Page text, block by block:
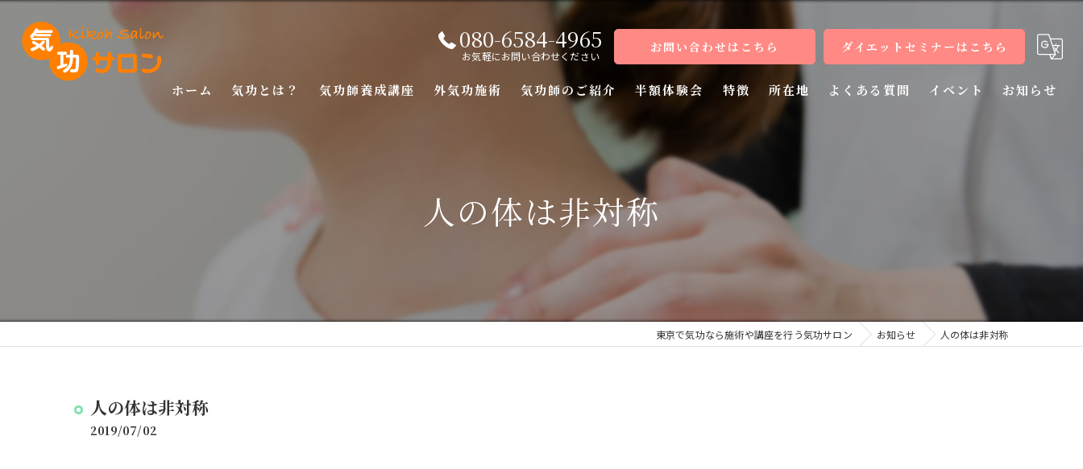
080-6584-4965
お気軽にお問い合わせください
お問い合わせはこちら ダイエットセミナーはこちら
ホーム 気功とは？ 気功師養成講座 外気功施術 気功師のご紹介 半額体験会 特徴
病気
所在地 よくある質問 イベント お知らせ
人の体は非対称
東京で気功なら施術や講座を行う気功サロン お知らせ 人の体は非対称
人の体は非対称
2019/07/02